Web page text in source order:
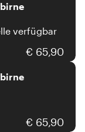
verfügbar
€ 65,90
in-the-bulb
€ 65,90
Design Letters